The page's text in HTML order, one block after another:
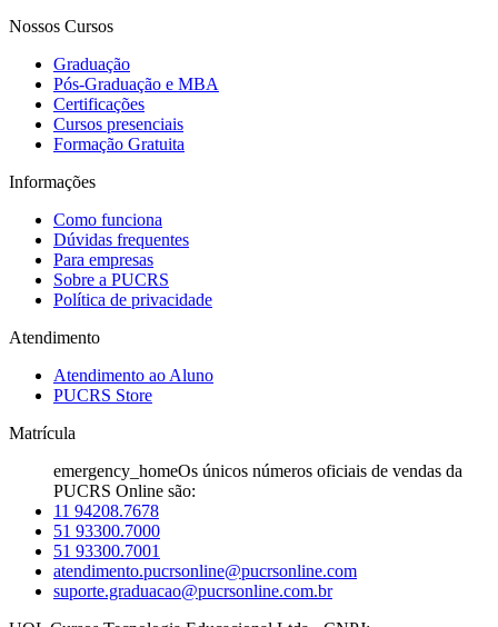
Nossos Cursos
Graduação
Pós-Graduação e MBA
Certificações
Cursos presenciais
Formação Gratuita
Informações
Como funciona
Dúvidas frequentes
Para empresas
Sobre a PUCRS
Política de privacidade
Atendimento
Atendimento ao Aluno
PUCRS Store
Matrícula
emergency_homeOs únicos números oficiais de vendas da
PUCRS Online são:
11 94208.7678
51 93300.7000
51 93300.7001
atendimento.pucrsonline@pucrsonline.com
suporte.graduacao@pucrsonline.com.br